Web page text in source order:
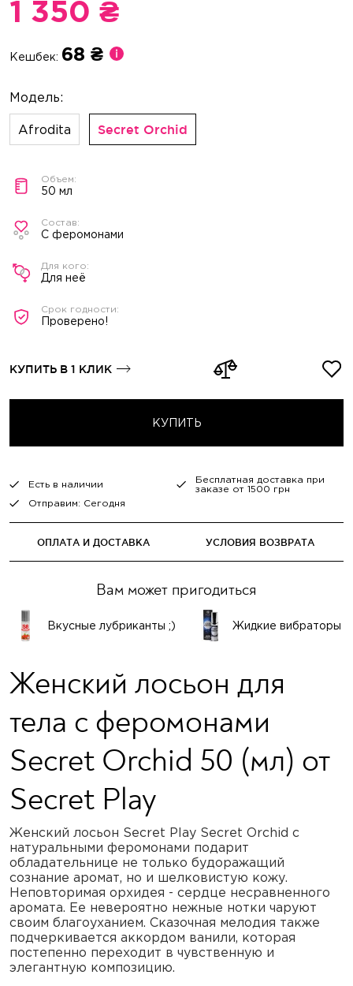
1 350 ₴
Кешбек: 68 ₴
КУПИТЬ
КУПИТЬ В 1 КЛИК
50 мл
С феромонами
Для неё
Проверено!
Afrodita Secret Orchid
Есть в наличии
Бесплатная доставка при
заказе от 1500 грн
Отправим: Сегодня
ОПЛАТА И ДОСТАВКА УСЛОВИЯ ВОЗВРАТА
Вам может пригодиться
Вкусные лубриканты ;) Жидкие вибраторы
Женский лосьон для
тела с феромонами
Secret Orchid 50 (мл) от
Secret Play
Женский лосьон Secret Play Secret Orchid с
натуральными феромонами подарит
обладательнице не только будоражащий
сознание аромат, но и шелковистую кожу.
Неповторимая орхидея - сердце несравненного
аромата. Ее невероятно нежные нотки чаруют
своим благоуханием. Сказочная мелодия также
подчеркивается аккордом ванили, которая
постепенно переходит в чувственную и
элегантную композицию.